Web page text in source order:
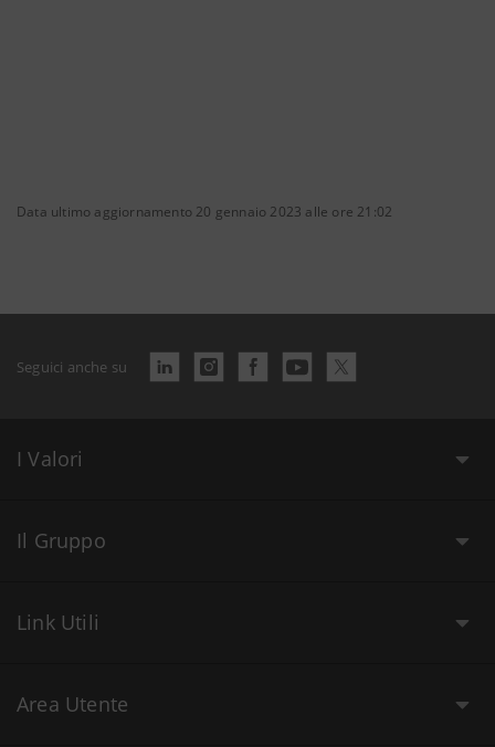
Data ultimo aggiornamento 20 gennaio 2023 alle ore 21:02
Seguici anche su
I Valori
Il Gruppo
Link Utili
Area Utente